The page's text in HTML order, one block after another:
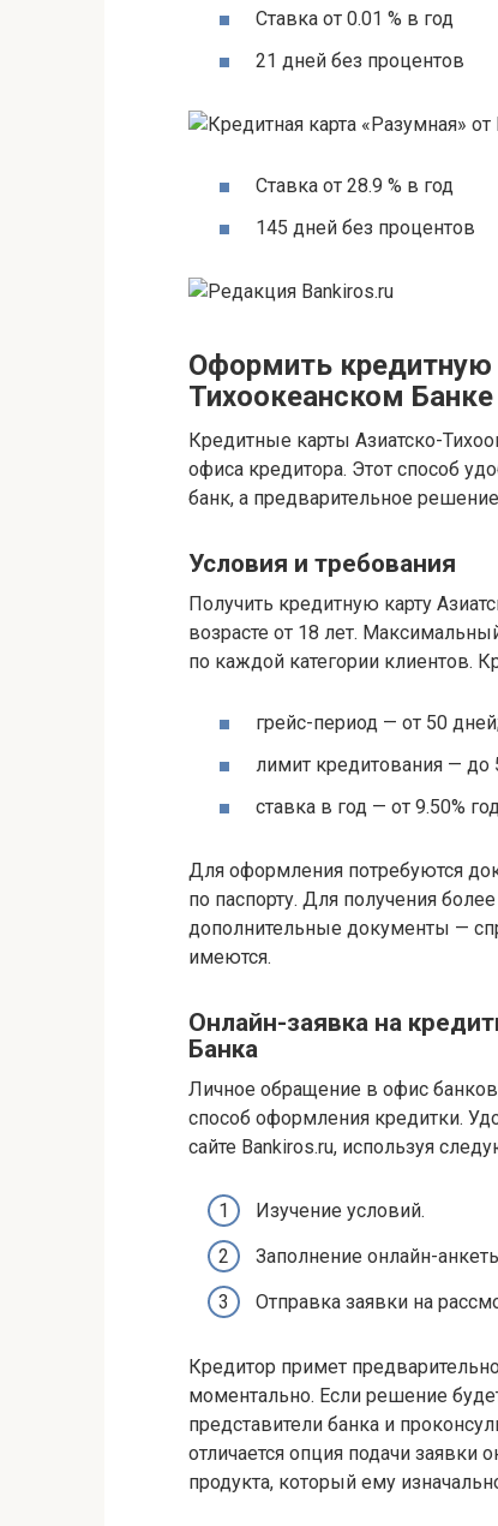
Ставка от 0.01 % в год
21 дней без процентов
Ставка от 28.9 % в год
145 дней без процентов
Оформить кредитную
Тихоокеанском Банке
Кредитные карты Азиатско-
офиса кредитора. Этот способ
банк, а предварительное
Условия и требования
Получить кредитную карту
возрасте от 18 лет.
по каждой категории клиентов.
грейс-период — от 50
лимит кредитования — до
ставка в год — от 9.50%
Для оформления потребуются
по паспорту. Для получения
дополнительные документы —
имеются.
Онлайн-заявка на
Банка
Личное обращение в офис
способ оформления кредитки.
сайте Bankiros.ru, используя
Изучение условий.
Заполнение онлайн-
Отправка заявки на
Кредитор примет
моментально. Если решение
представители банка и
отличается опция подачи заявки
продукта, который ему